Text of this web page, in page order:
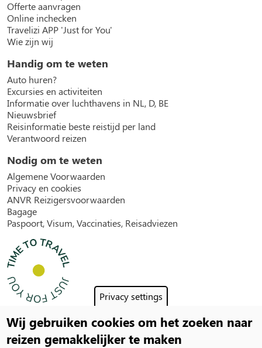
Privacy settings
Wij gebruiken cookies om het zoeken naar
reizen gemakkelijker te maken
Offerte aanvragen
Online inchecken
Travelizi APP 'Just for You'
Wie zijn wij
Handig om te weten
Auto huren?
Excursies en activiteiten
Informatie over luchthavens in NL, D, BE
Nieuwsbrief
Reisinformatie beste reistijd per land
Verantwoord reizen
Nodig om te weten
Algemene Voorwaarden
Privacy en cookies
ANVR Reizigersvoorwaarden
Bagage
Paspoort, Visum, Vaccinaties, Reisadviezen
Social